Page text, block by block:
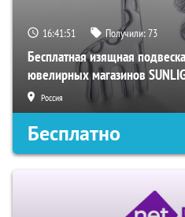
16:41:51 Получили:73
Бесплатная изящная
ювелирных магазинов
Россия
Бесплатно